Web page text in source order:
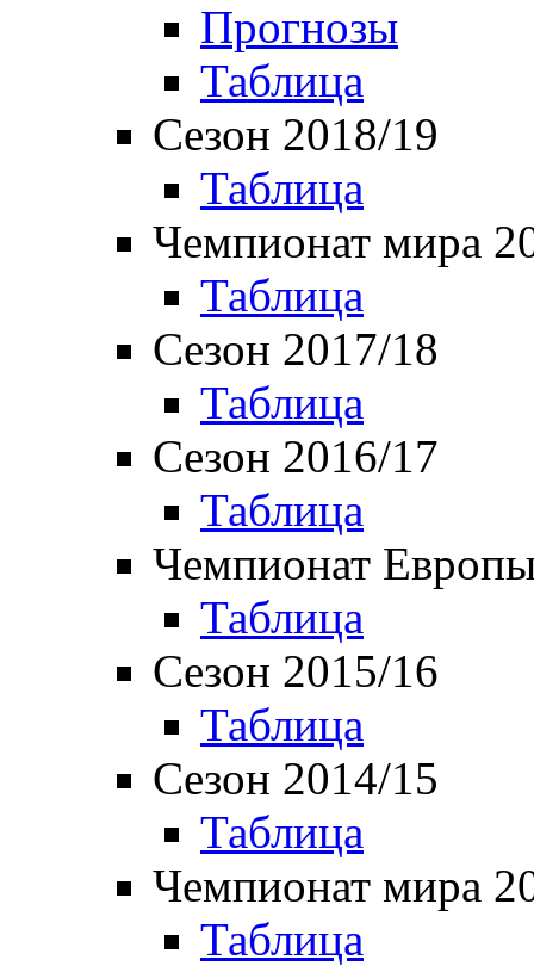
Прогнозы
Таблица
Сезон 2018/19
Таблица
Чемпионат мира
Таблица
Сезон 2017/18
Таблица
Сезон 2016/17
Таблица
Чемпионат
Таблица
Сезон 2015/16
Таблица
Сезон 2014/15
Таблица
Чемпионат мира
Таблица